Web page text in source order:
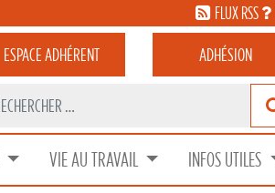
FLUX RSS
ESPACEADHÉRENT ADHÉSION
VIE AU TRAVAIL INFOS UTILES